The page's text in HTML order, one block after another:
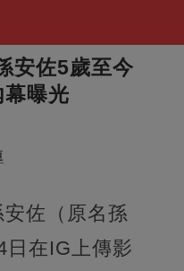
安佐5歲至今
幕曝光
佐（原名孫
日在IG上傳影